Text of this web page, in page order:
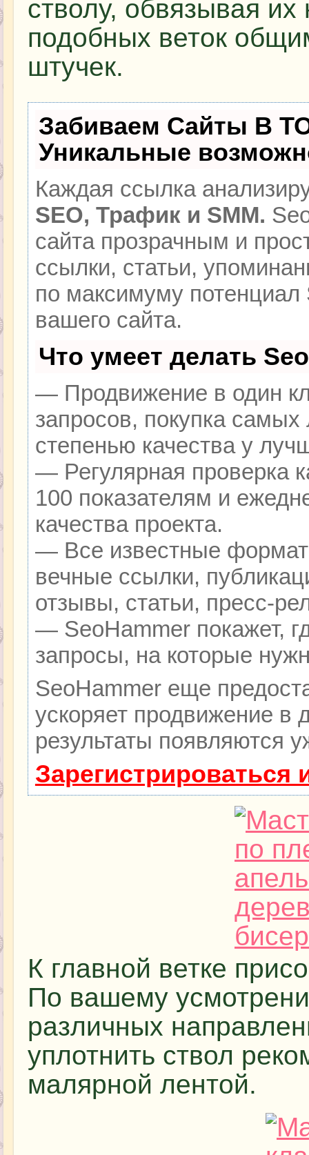
стволу, обвязывая
подобных веток
штучек.
Забиваем Сайты В
Уникальные
Каждая ссылка
SEO, Трафик и SMM.
сайта прозрачным и
ссылки, статьи,
по максимуму
вашего сайта.
Что умеет делать
— Продвижение в один
запросов, покупка
степенью качества у
— Регулярная проверка
100 показателям и
качества проекта.
— Все известные
вечные ссылки,
отзывы, статьи, пресс-
— SeoHammer покажет,
запросы, на которые
SeoHammer еще
ускоряет продвижение в
результаты появляются
К главной ветке
По вашему
различных
уплотнить ствол
малярной лентой.